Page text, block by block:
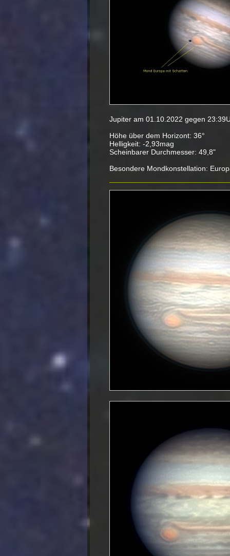
Jupiter am 01.10.2022 gegen
Höhe über dem Horizont: 36°
Helligkeit: -2,93mag
Scheinbarer Durchmesser: 49,8"
Besondere Mondkonstellation: